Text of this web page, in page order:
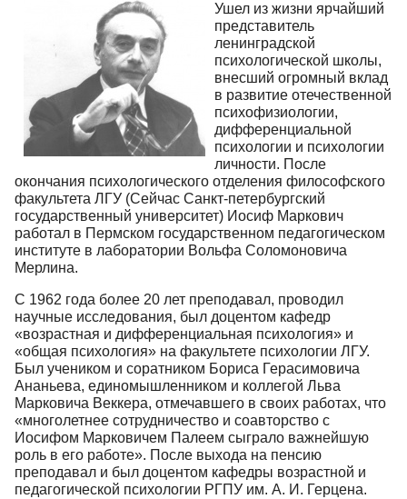
Ушел из жизни ярчайший
представитель
ленинградской
психологической школы,
внесший огромный вклад
в развитие отечественной
психофизиологии,
дифференциальной
психологии и психологии
личности. После
окончания психологического отделения философского
факультета ЛГУ (Сейчас Санкт-петербургский
государственный университет) Иосиф Маркович
работал в Пермском государственном педагогическом
институте в лаборатории Вольфа Соломоновича
Мерлина.
С 1962 года более 20 лет преподавал, проводил
научные исследования, был доцентом кафедр
«возрастная и дифференциальная психология» и
«общая психология» на факультете психологии ЛГУ.
Был учеником и соратником Бориса Герасимовича
Ананьева, единомышленником и коллегой Льва
Марковича Веккера, отмечавшего в своих работах, что
«многолетнее сотрудничество и соавторство с
Иосифом Марковичем Палеем сыграло важнейшую
роль в его работе». После выхода на пенсию
преподавал и был доцентом кафедры возрастной и
педагогической психологии РГПУ им. А. И. Герцена.